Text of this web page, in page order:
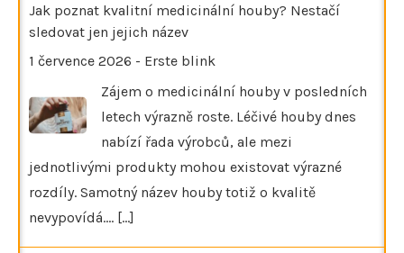
Jak poznat kvalitní medicinální houby? Nestačí
sledovat jen jejich název
1 července 2026 - Erste blink
Zájem o medicinální houby v posledních
letech výrazně roste. Léčivé houby dnes
nabízí řada výrobců, ale mezi
jednotlivými produkty mohou existovat výrazné
rozdíly. Samotný název houby totiž o kvalitě
nevypovídá.… [...]